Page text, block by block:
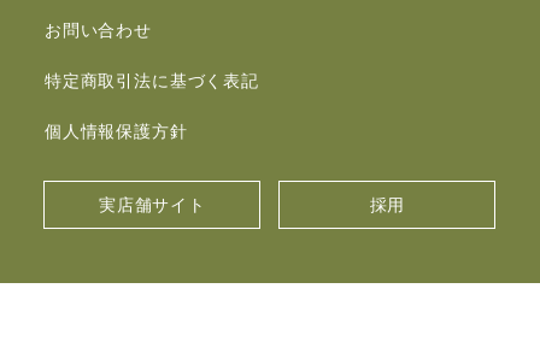
お問い合わせ
特定商取引法に基づく表記
個人情報保護方針
実店舗サイト 採用